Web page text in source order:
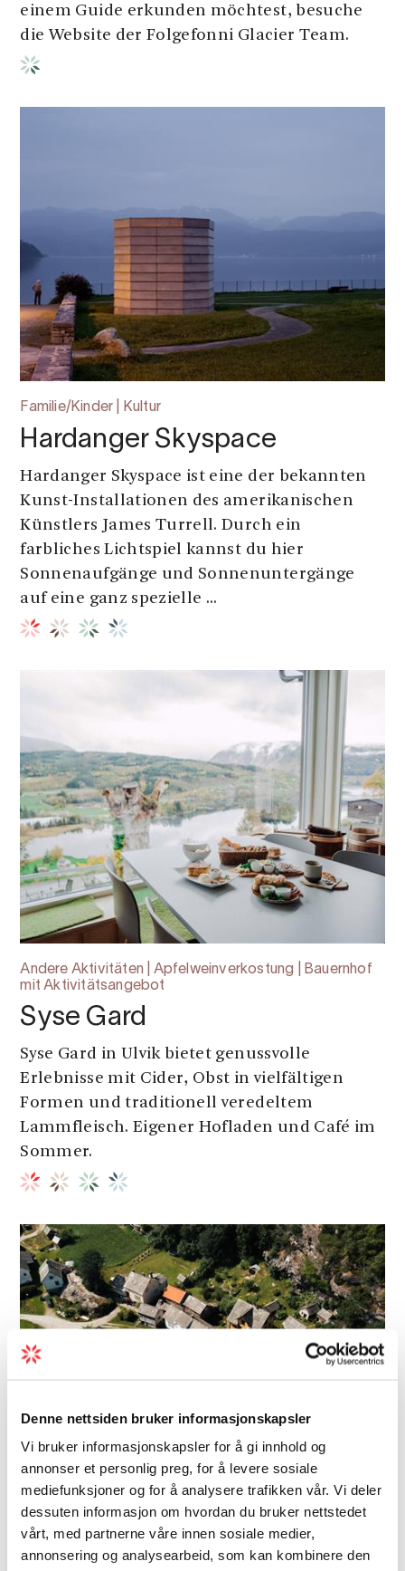
Denne nettsiden bruker informasjonskapsler
Vi bruker informasjonskapsler for å gi innhold og
annonser et personlig preg, for å levere sosiale
mediefunksjoner og for å analysere trafikken vår. Vi deler
dessuten informasjon om hvordan du bruker nettstedet
vårt, med partnerne våre innen sosiale medier,
annonsering og analysearbeid, som kan kombinere den
einem Guide erkunden möchtest, besuche
die Website der Folgefonni Glacier Team.
Familie/Kinder | Kultur
Hardanger Skyspace
Hardanger Skyspace ist eine der bekannten
Kunst-Installationen des amerikanischen
Künstlers James Turrell. Durch ein
farbliches Lichtspiel kannst du hier
Sonnenaufgänge und Sonnenuntergänge
auf eine ganz spezielle ...
Andere Aktivitäten | Apfelweinverkostung | Bauernhof
mit Aktivitätsangebot
Syse Gard
Syse Gard in Ulvik bietet genussvolle
Erlebnisse mit Cider, Obst in vielfältigen
Formen und traditionell veredeltem
Lammfleisch. Eigener Hofladen und Café im
Sommer.
Architektur | Kulturdenkmal | Museum
Agatunet